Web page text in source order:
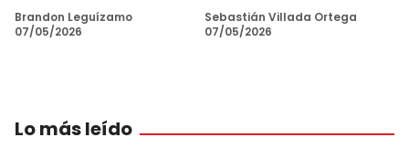
Brandon Leguízamo
07/05/2026
Sebastián Villada Ortega
07/05/2026
Lo más leído